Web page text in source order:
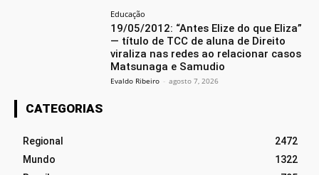
Educação
19/05/2012: “Antes Elize do que Eliza”
— título de TCC de aluna de Direito
viraliza nas redes ao relacionar casos
Matsunaga e Samudio
Evaldo Ribeiro - agosto 7, 2026
CATEGORIAS
Regional
2472
Mundo
1322